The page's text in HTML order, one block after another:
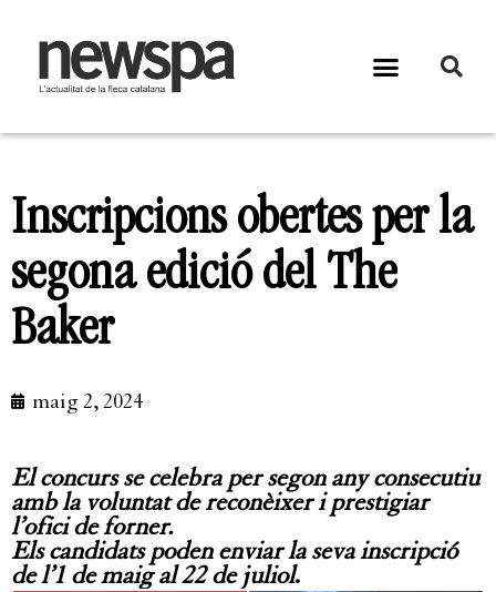
Inscripcions obertes per la
segona edició del The
Baker
maig 2, 2024
El concurs se celebra per segon any consecutiu
amb la voluntat de reconèixer i prestigiar
l’ofici de forner.
Els candidats poden enviar la seva inscripció
de l’1 de maig al 22 de juliol.